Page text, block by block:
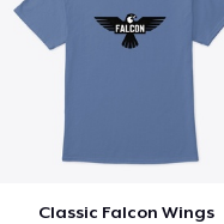
Classic Falcon Wings